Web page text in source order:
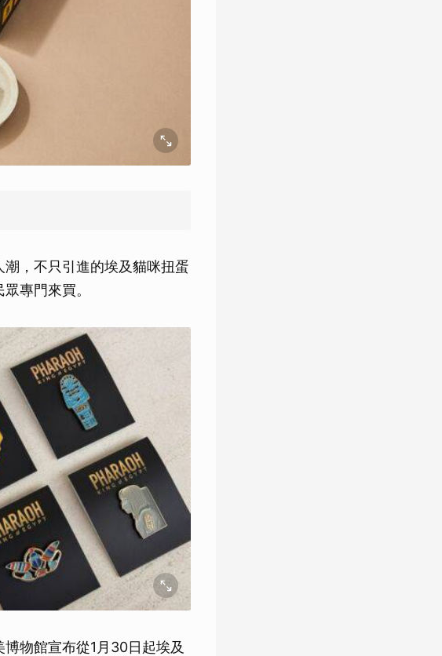
，不只引進的埃及貓咪扭蛋
專門來買。
物館宣布從1月30日起埃及